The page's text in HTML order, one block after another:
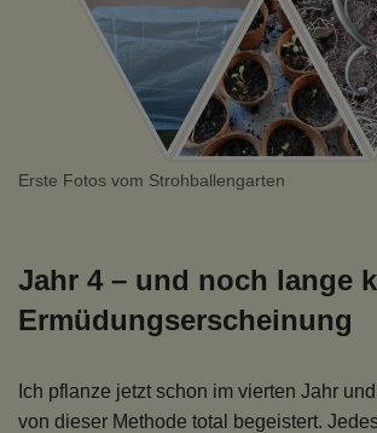
Erste Fotos vom Strohballengarten
Jahr 4 – und noch lange
Ermüdungserscheinung
Ich pflanze jetzt schon im vierten Jahr
von dieser Methode total begeistert.